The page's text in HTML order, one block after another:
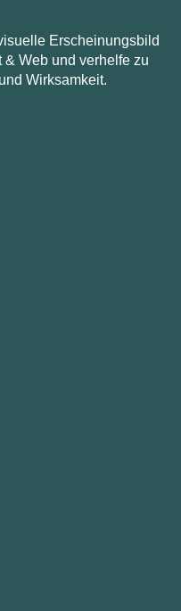
Erscheinungsbild
Web und verhelfe zu
Wirksamkeit.